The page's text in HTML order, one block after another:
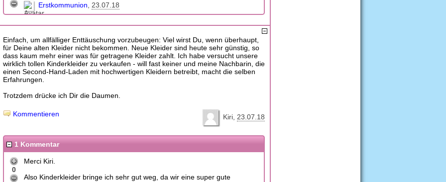
Erstkommunion 23.07.18
Einfach, um allfälliger Enttäuschung vorzubeugen: Viel wirst Du, wenn überhaupt,
für Deine alten Kleider nicht bekommen. Neue Kleider sind heute sehr günstig, so
dass kaum mehr einer was für getragene Kleider zahlt. Ich habe versucht unsere
wirklich tollen Kinderkleider zu verkaufen - will fast keiner und meine Nachbarin, die
einen Second-Hand-Laden mit hochwertigen Kleidern betreibt, macht die selben
Erfahrungen.
Trotzdem drücke ich Dir die Daumen.
Kiri 23.07.18
Kommentieren
1 Kommentar
0
Merci Kiri.
Also Kinderkleider bringe ich sehr gut weg, da wir eine super gute